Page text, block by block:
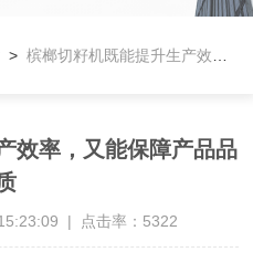
>槟榔切籽机既能提升生产效率，又能保障产品品质
效率，又能保障产品品
| 点击率：5322